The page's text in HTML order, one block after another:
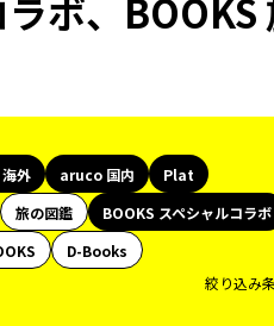
ボ、BOOKS
外 aruco 国内
Plat
旅の図鑑
BOOKS スペシャルコラボ
D-Books
絞り込み